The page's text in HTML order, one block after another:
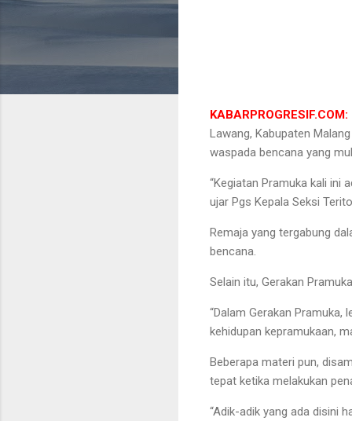
Lawang, Kabupaten
waspada bencana yang
“Kegiatan Pramuka kali ini
ujar Pgs Kepala Seksi
Remaja yang tergabung
bencana.
Selain itu, Gerakan
“Dalam Gerakan
kehidupan kepramukaan,
Beberapa materi pun,
tepat ketika melakukan
“Adik-adik yang ada disini